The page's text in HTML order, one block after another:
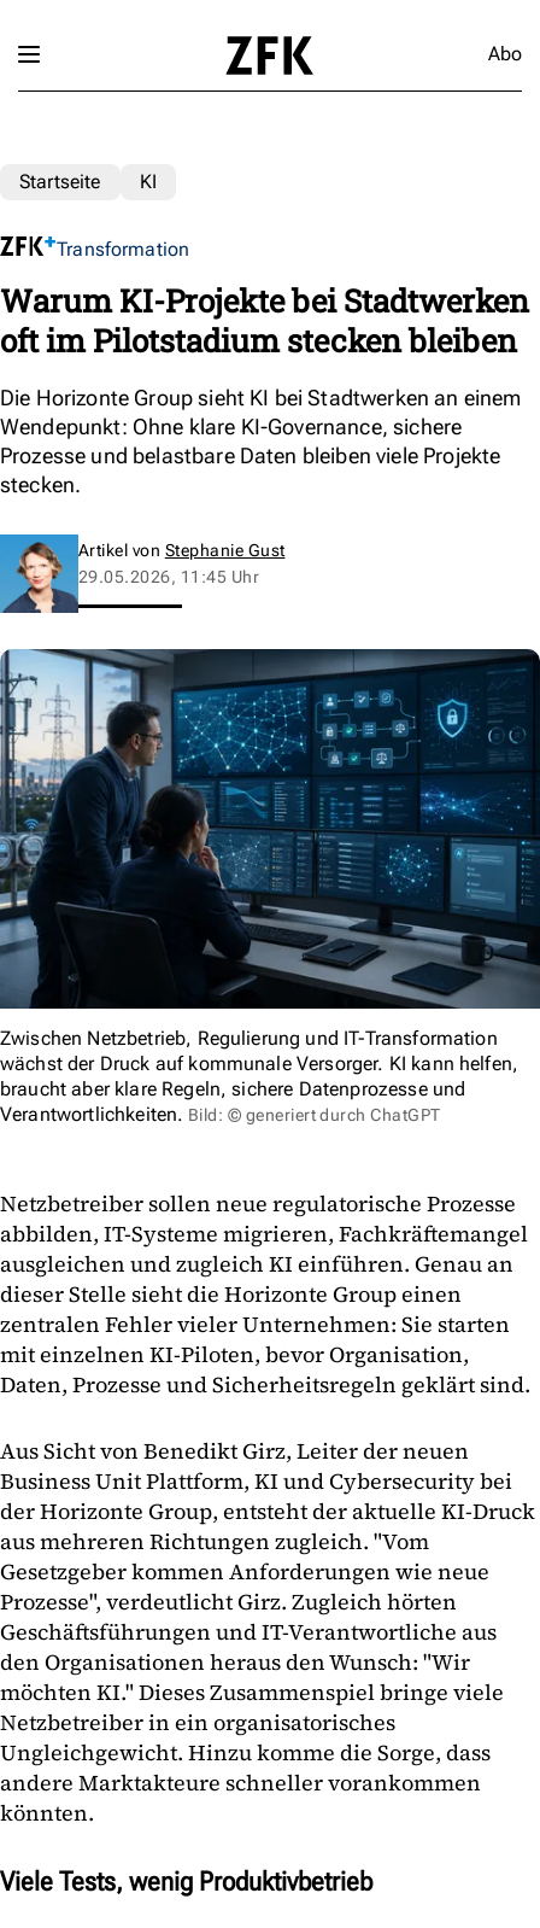
Abo
Startseite KI
Transformation
Warum KI-Projekte bei Stadtwerken
oft im Pilotstadium stecken bleiben
Die Horizonte Group sieht KI bei Stadtwerken an einem
Wendepunkt: Ohne klare KI-Governance, sichere
Prozesse und belastbare Daten bleiben viele Projekte
stecken.
Artikel von Stephanie Gust
29.05.2026, 11:45 Uhr
Zwischen Netzbetrieb, Regulierung und IT-Transformation
wächst der Druck auf kommunale Versorger. KI kann helfen,
braucht aber klare Regeln, sichere Datenprozesse und
Verantwortlichkeiten. Bild: © generiert durch ChatGPT
Netzbetreiber sollen neue regulatorische Prozesse
abbilden, IT-Systeme migrieren, Fachkräftemangel
ausgleichen und zugleich KI einführen. Genau an
dieser Stelle sieht die Horizonte Group einen
zentralen Fehler vieler Unternehmen: Sie starten
mit einzelnen KI-Piloten, bevor Organisation,
Daten, Prozesse und Sicherheitsregeln geklärt sind.
Aus Sicht von Benedikt Girz, Leiter der neuen
Business Unit Plattform, KI und Cybersecurity bei
der Horizonte Group, entsteht der aktuelle KI-Druck
aus mehreren Richtungen zugleich. "Vom
Gesetzgeber kommen Anforderungen wie neue
Prozesse", verdeutlicht Girz. Zugleich hörten
Geschäftsführungen und IT-Verantwortliche aus
den Organisationen heraus den Wunsch: "Wir
möchten KI." Dieses Zusammenspiel bringe viele
Netzbetreiber in ein organisatorisches
Ungleichgewicht. Hinzu komme die Sorge, dass
andere Marktakteure schneller vorankommen
könnten.
Viele Tests, wenig Produktivbetrieb